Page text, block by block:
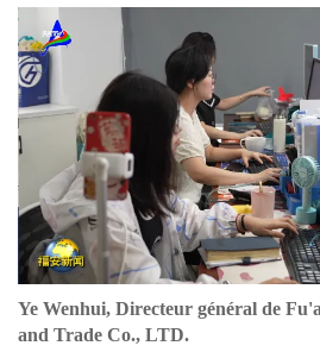
Ye Wenhui, Directeur général de
and Trade Co., LTD.